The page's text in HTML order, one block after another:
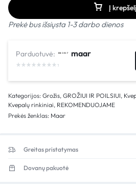
Į krepšelį
Prekė bus išsiųsta 1-3 darbo dienos
Parduotuvė: maar
Kategorijos: Grožis, GROŽIUI IR POILSIUI,
Kvepalų rinkiniai, REKOMENDUOJAME
Prekės ženklas: Maar
Greitas pristatymas
Dovanų pakuotė